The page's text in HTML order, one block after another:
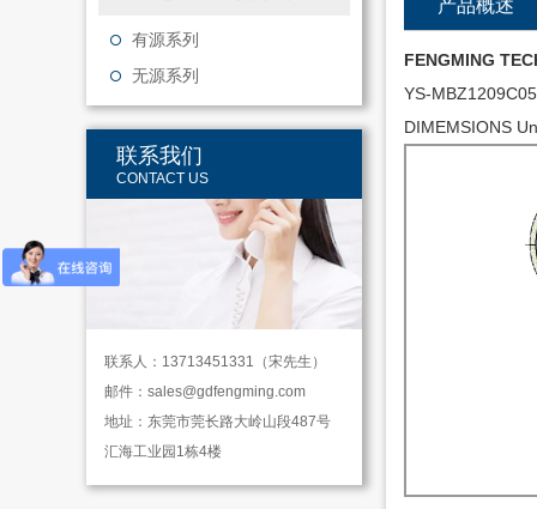
有源系列
无源系列
联系我们
CONTACT US
联系人：13713451331（宋先生）
邮件： sales@gdfengming.com
地址：东莞市莞长路大岭山段487号
汇海工业园1栋4楼
产品概述
FENGMING
YS-
DIMEMSIONS